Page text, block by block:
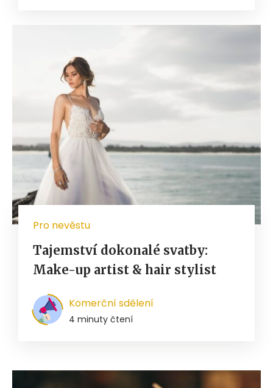
Pro nevěstu
Tajemství dokonalé svatby:
Make-up artist & hair stylist
Komerční sdělení
4 minuty čtení